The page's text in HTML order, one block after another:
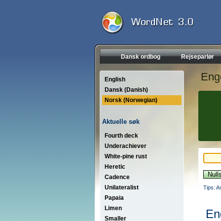
Dansk ordbog Rejseparlør
English
Dansk (Danish)
Norsk (Norwegian)
Aktuelle søk
Fourth deck
Underachiever
White-pine rust
Heretic
Cadence
Unilateralist
Papaia
Limen
Smaller
Tips: